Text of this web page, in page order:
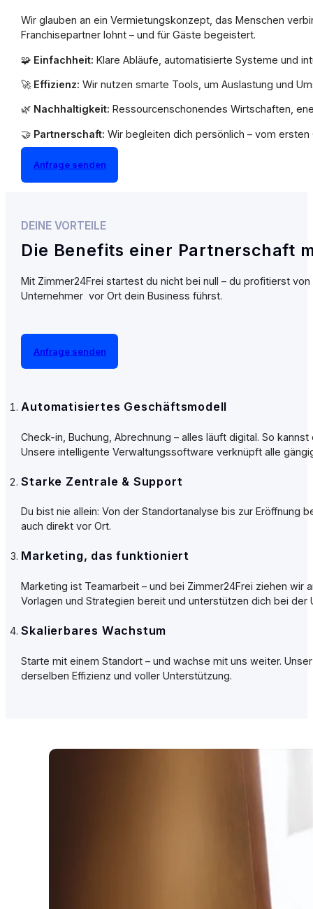
Wir glauben an ein Vermietungskonzept, das Menschen
Franchisepartner lohnt – und für Gäste begeistert.
🧩 Einfachheit: Klare Abläufe, automatisierte Systeme und
🚀 Effizienz: Wir nutzen smarte Tools, um Auslastung und
🌿 Nachhaltigkeit: Ressourcenschonendes Wirtschaften,
🤝 Partnerschaft: Wir begleiten dich persönlich – vom
Anfrage senden
DEINE VORTEILE
Die Benefits einer Partnerschaft
Mit Zimmer24Frei startest du nicht bei null – du profitierst
Unternehmer vor Ort dein Business führst.
Anfrage senden
Automatisiertes Geschäftsmodell
Check-in, Buchung, Abrechnung – alles läuft digital. So
Unsere intelligente Verwaltungssoftware verknüpft alle
Starke Zentrale & Support
Du bist nie allein: Von der Standortanalyse bis zur Eröffnung
auch direkt vor Ort.
Marketing, das funktioniert
Marketing ist Teamarbeit – und bei Zimmer24Frei ziehen
Vorlagen und Strategien bereit und unterstützen dich bei der
Skalierbares Wachstum
Starte mit einem Standort – und wachse mit uns weiter.
derselben Effizienz und voller Unterstützung.